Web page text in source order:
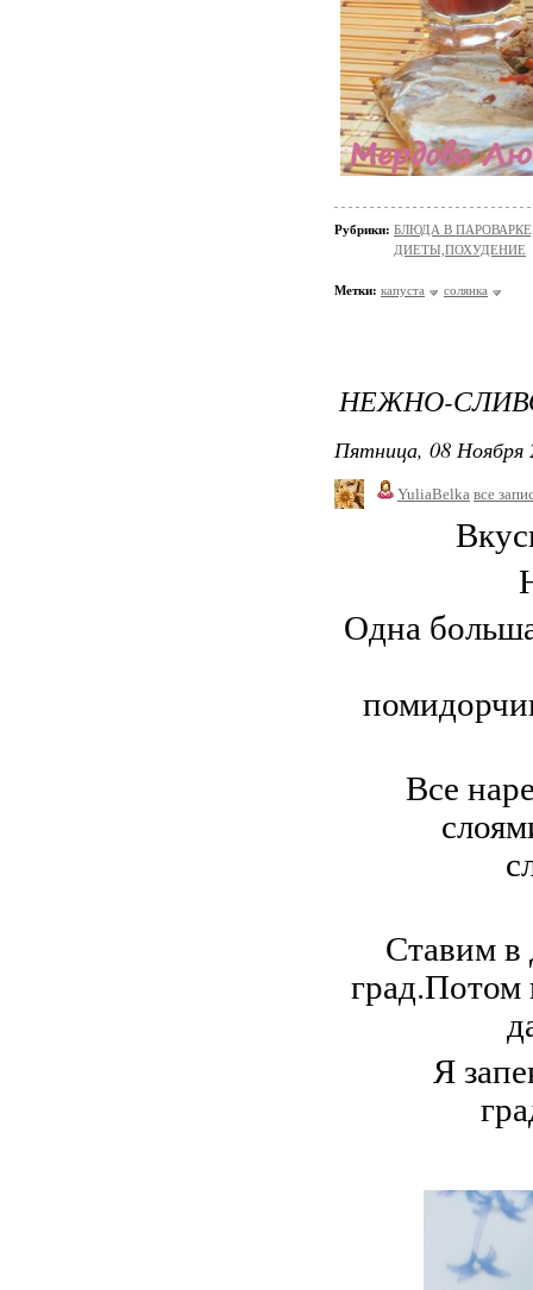
Рубрики: БЛЮДА В
ДИЕТЫ,ПОХУДЕНИЕ
Метки: капуста солянка
НЕЖНО-
Пятница, 08 Ноября
YuliaBelka все
Одна
Все
Ставим в
Я